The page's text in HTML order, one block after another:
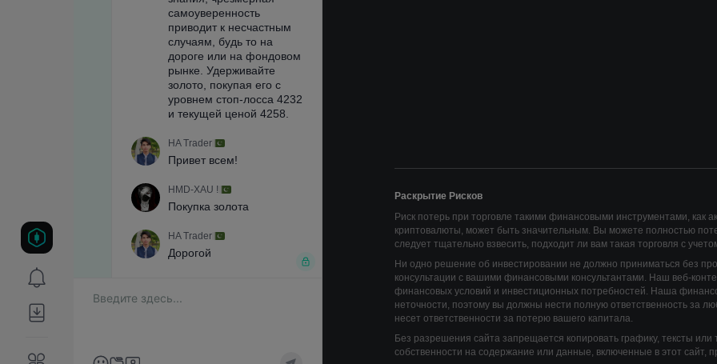
Раскрытие Рисков
Риск потерь при торговле такими финансовыми инструментами,
криптовалюты, может быть значительным. Вы можете полностью
следует тщательно взвесить, подходит ли вам такая торговля с
Ни одно решение об инвестировании не должно приниматься без
консультации с вашими финансовыми консультантами. Наш веб-
финансовых условий и инвестиционных потребностей. Наша
неточности, поэтому вы должны нести полную ответственность за
несет ответственности за потерю вашего капитала.
Без разрешения сайта запрещается копировать графику, тексты
собственности на содержание или данные, включенные в этот сайт,